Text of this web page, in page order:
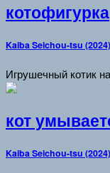
котофигурка
Kaiba Seichou-tsu (2024)
Игрушечный котик
кот
Kaiba Seichou-tsu (2024)